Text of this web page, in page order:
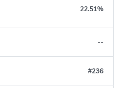
22.51%
--
#236